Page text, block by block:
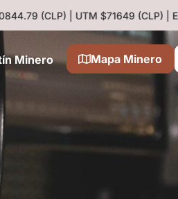
(CLP) | UTM $71649 (CLP) |
Minero Mapa Minero